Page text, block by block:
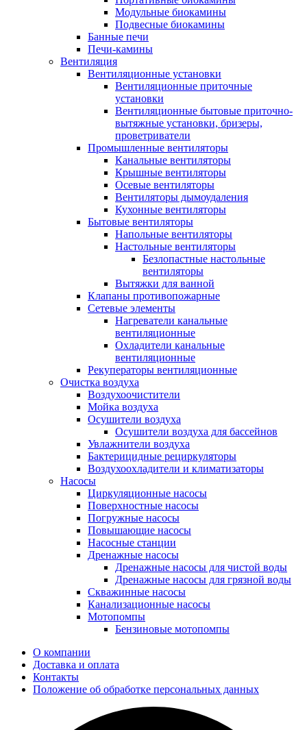
Модульные биокамины
Подвесные биокамины
Банные печи
Печи-камины
Вентиляция
Вентиляционные установки
Вентиляционные приточные
установки
Вентиляционные бытовые приточно-
вытяжные установки, бризеры,
проветриватели
Промышленные вентиляторы
Канальные вентиляторы
Крышные вентиляторы
Осевые вентиляторы
Вентиляторы дымоудаления
Кухонные вентиляторы
Бытовые вентиляторы
Напольные вентиляторы
Настольные вентиляторы
Безлопастные настольные
вентиляторы
Вытяжки для ванной
Клапаны противопожарные
Сетевые элементы
Нагреватели канальные
вентиляционные
Охладители канальные
вентиляционные
Рекуператоры вентиляционные
Очистка воздуха
Воздухоочистители
Мойка воздуха
Осушители воздуха
Осушители воздуха для бассейнов
Увлажнители воздуха
Бактерицидные рециркуляторы
Воздухоохладители и климатизаторы
Насосы
Циркуляционные насосы
Поверхностные насосы
Погружные насосы
Повышающие насосы
Насосные станции
Дренажные насосы
Дренажные насосы для чистой воды
Дренажные насосы для грязной воды
Скважинные насосы
Канализационные насосы
Мотопомпы
Бензиновые мотопомпы
О компании
Доставка и оплата
Контакты
Положение об обработке персональных данных